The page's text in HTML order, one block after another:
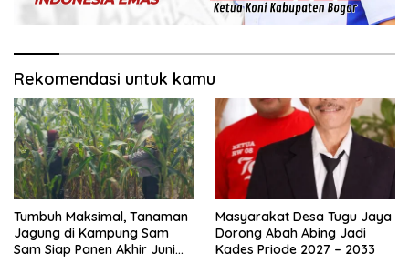
Rekomendasi untuk kamu
Tumbuh Maksimal, Tanaman
Jagung di Kampung Sam
Sam Siap Panen Akhir Juni
Masyarakat Desa Tugu Jaya
Dorong Abah Abing Jadi
Kades Priode 2027 – 2033